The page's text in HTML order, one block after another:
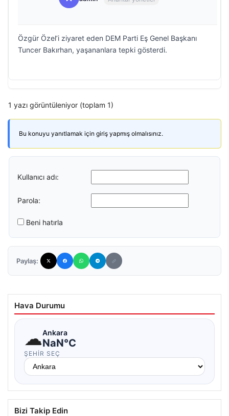
Özgür Özel’i ziyaret eden DEM Parti Eş Genel Başkanı
Tuncer Bakırhan, yaşananlara tepki gösterdi.
1 yazı görüntüleniyor (toplam 1)
Bu konuyu yanıtlamak için giriş yapmış olmalısınız.
Kullanıcı adı:
Parola:
Beni hatırla
Paylaş:
Hava Durumu
☁Ankara
NaN°C
ŞEHIR SEÇ
Bizi Takip Edin